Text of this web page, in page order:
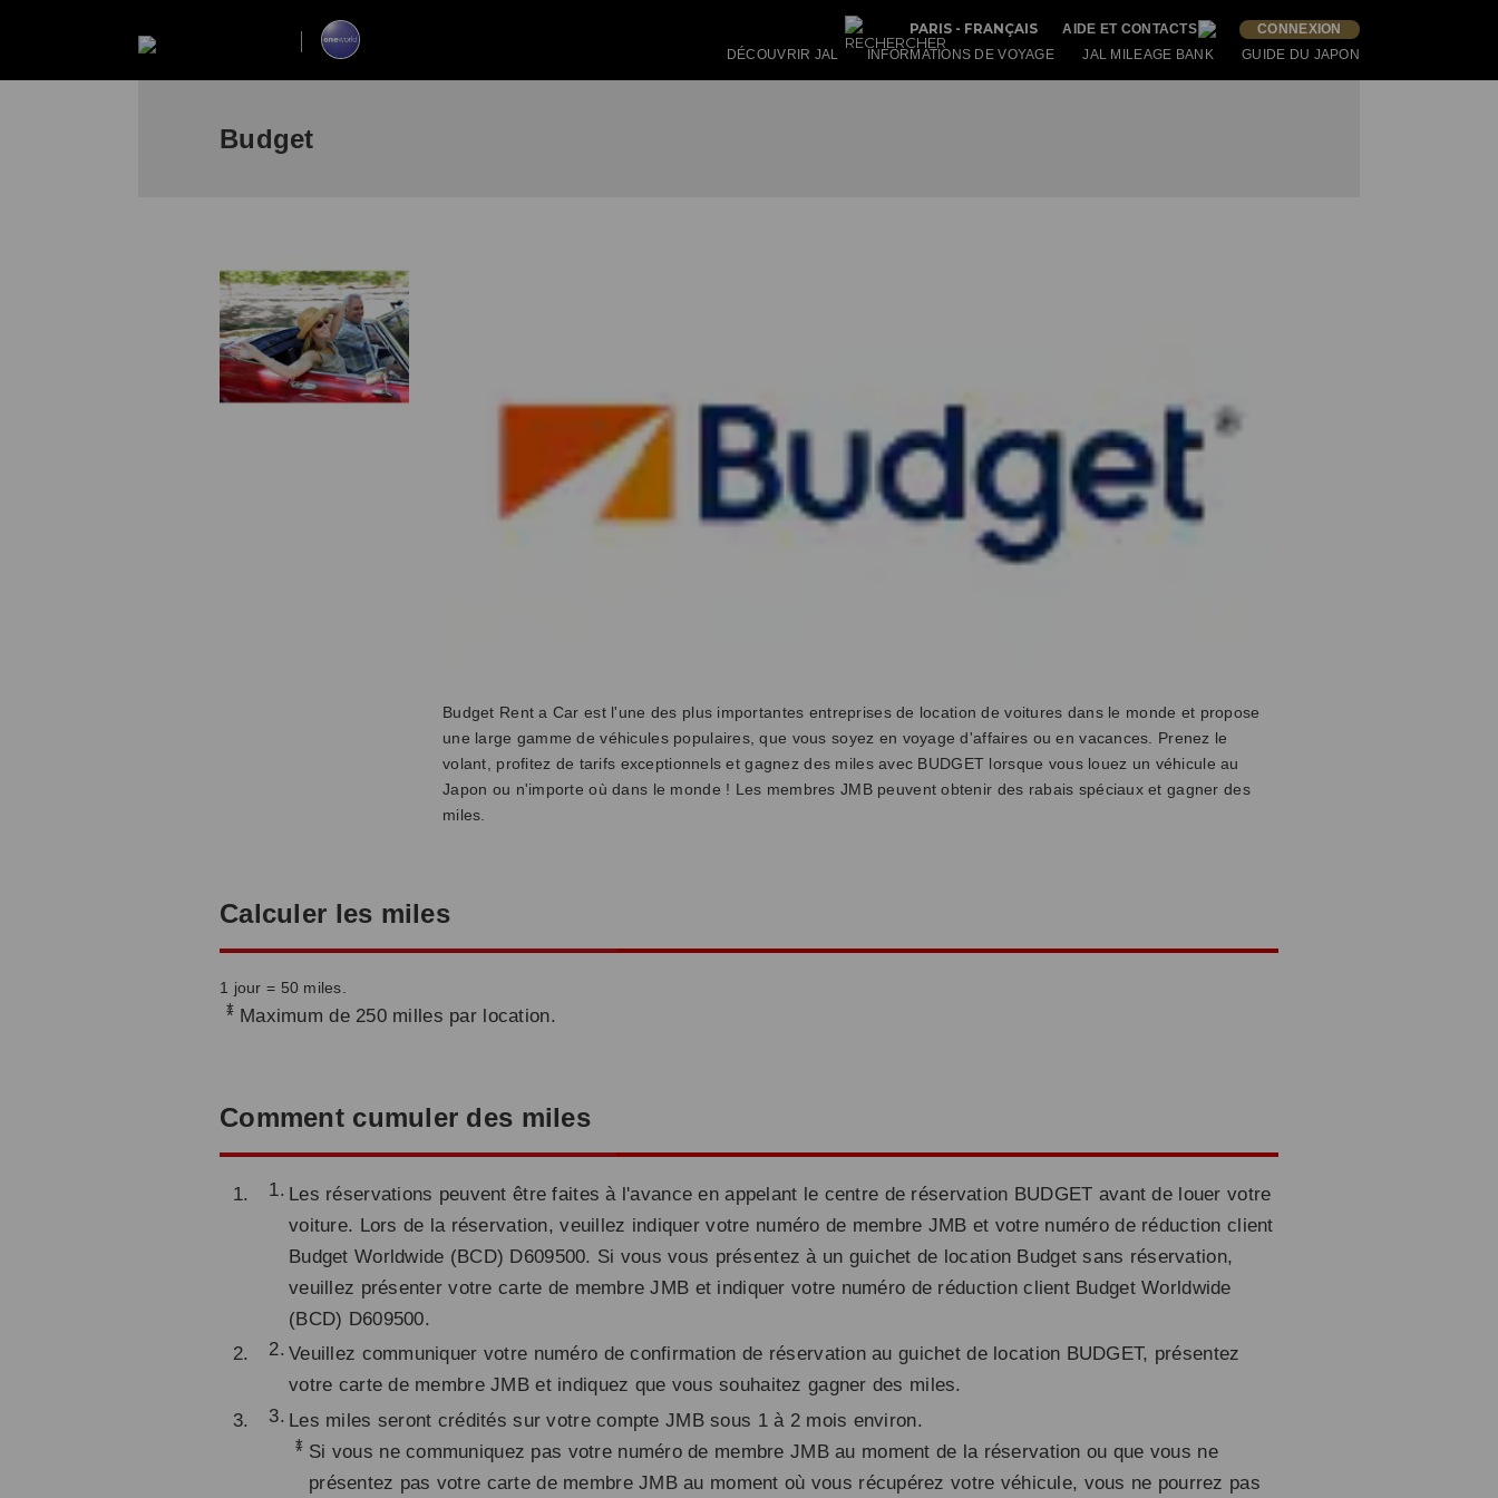
PARIS - FRANÇAIS AIDE ET CONTACTS CONNEXION
DÉCOUVRIR JAL INFORMATIONS DE VOYAGE JAL MILEAGE BANK GUIDE DU JAPON
Budget
Budget Rent a Car est l'une des plus importantes entreprises de location de voitures dans le monde et propose
une large gamme de véhicules populaires, que vous soyez en voyage d'affaires ou en vacances. Prenez le
volant, profitez de tarifs exceptionnels et gagnez des miles avec BUDGET lorsque vous louez un véhicule au
Japon ou n'importe où dans le monde ! Les membres JMB peuvent obtenir des rabais spéciaux et gagner des
miles.
Calculer les miles
1 jour = 50 miles.
* Maximum de 250 milles par location.
Comment cumuler des miles
Les réservations peuvent être faites à l'avance en appelant le centre de réservation BUDGET avant de louer votre
voiture. Lors de la réservation, veuillez indiquer votre numéro de membre JMB et votre numéro de réduction client
Budget Worldwide (BCD) D609500. Si vous vous présentez à un guichet de location Budget sans réservation,
veuillez présenter votre carte de membre JMB et indiquer votre numéro de réduction client Budget Worldwide
(BCD) D609500.
Veuillez communiquer votre numéro de confirmation de réservation au guichet de location BUDGET, présentez
votre carte de membre JMB et indiquez que vous souhaitez gagner des miles.
Les miles seront crédités sur votre compte JMB sous 1 à 2 mois environ.
* Si vous ne communiquez pas votre numéro de membre JMB au moment de la réservation ou que vous ne
présentez pas votre carte de membre JMB au moment où vous récupérez votre véhicule, vous ne pourrez pas